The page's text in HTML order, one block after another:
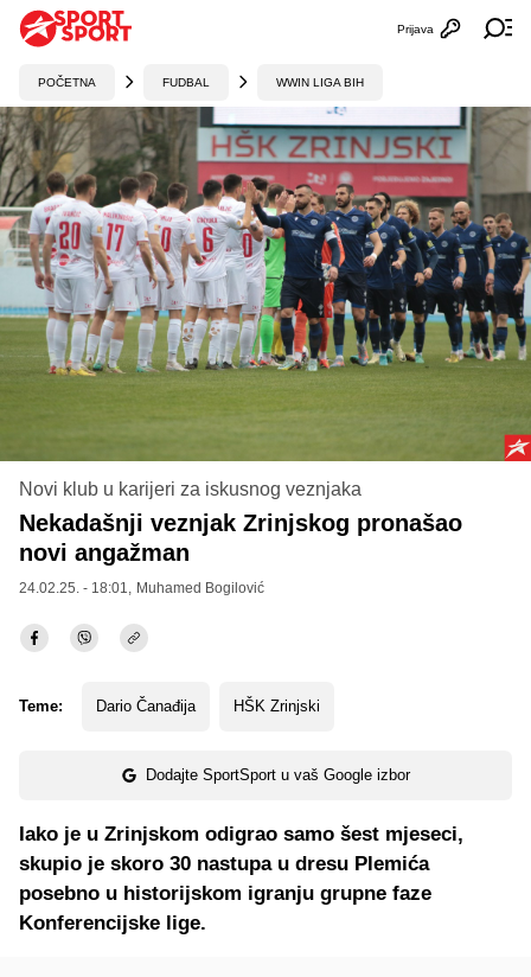
Otvori
Prijava
POČETNA FUDBAL WWIN LIGA BIH
Novi klub u karijeri za iskusnog veznjaka
Nekadašnji veznjak Zrinjskog pronašao
novi angažman
24.02.25. - 18:01, Muhamed Bogilović
Teme: Dario Čanađija HŠK Zrinjski
Dodajte SportSport u vaš Google izbor
Iako je u Zrinjskom odigrao samo šest mjeseci,
skupio je skoro 30 nastupa u dresu Plemića
posebno u historijskom igranju grupne faze
Konferencijske lige.